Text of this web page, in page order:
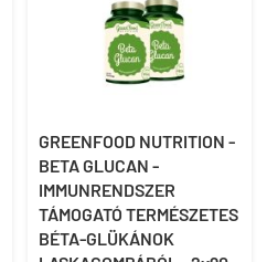
GREENFOOD NUTRITION -
BETA GLUCAN -
IMMUNRENDSZER
TÁMOGATÓ TERMÉSZETES
BÉTA-GLÜKÁNOK